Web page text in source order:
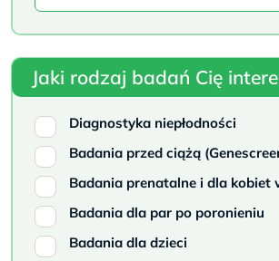
Jaki rodzaj badań Cię
Diagnostyka niepłodności
Badania przed ciążą
Badania prenatalne i dla kobiet
Badania dla par po poronieniu
Badania dla dzieci